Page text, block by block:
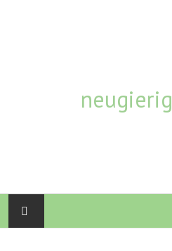
neugierig